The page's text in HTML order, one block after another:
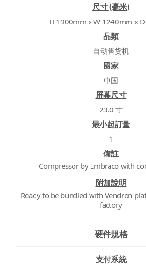
尺寸 (毫米)
H 1900mm x W 1240mm x
品類
自动售货机
國家
中国
屏幕尺寸
23.0 寸
最小起訂量
1
備註
Compressor by Embraco with
附加說明
Ready to be bundled with Vendron
factory
硬件規格
支付系統